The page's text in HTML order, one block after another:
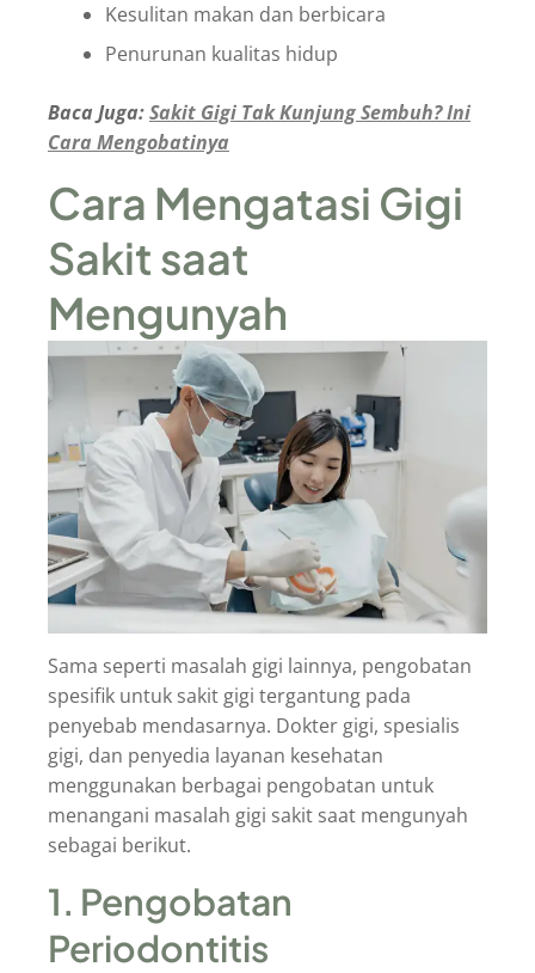
Kesulitan makan dan berbicara
Penurunan kualitas hidup
Baca Juga:Sakit Gigi Tak Kunjung Sembuh? Ini
Cara Mengobatinya
Cara Mengatasi Gigi
Sakit saat
Mengunyah
Sama seperti masalah gigi lainnya, pengobatan
spesifik untuk sakit gigi tergantung pada
penyebab mendasarnya. Dokter gigi, spesialis
gigi, dan penyedia layanan kesehatan
menggunakan berbagai pengobatan untuk
menangani masalah gigi sakit saat mengunyah
sebagai berikut.
1. Pengobatan
Periodontitis